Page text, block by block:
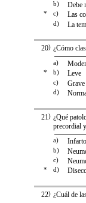
b) Debe
* c) Las
d) La
)
20 ¿Cómo
a)
* b) Leve
c) Grave
d)
)
21 ¿Qué
precordial
a)
b)
c)
* d)
)
22 ¿Cuál de